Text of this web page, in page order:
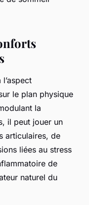
le plan physique
la
il peut jouer un
articulaires, de
liées au stress
de
naturel du